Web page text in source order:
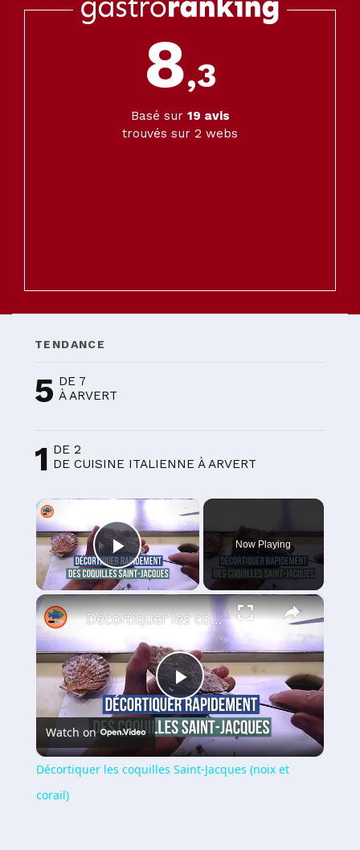
8,3
Basé sur 19 avis
trouvés sur 2 webs
TENDANCE
5 DE 7
À ARVERT
1 DE 2
DE CUISINE ITALIENNE À ARVERT
×
Play Video
Now Playing
×
Play
Video
Décortiquer les coquilles Saint-Jacques (noix et corail)
Watch on
Décortiquer les coquilles Saint-Jacques (noix et
corail)